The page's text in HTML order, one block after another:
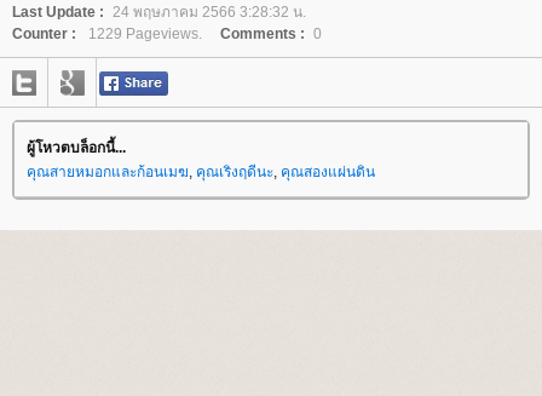
Last Update : 24 พฤษภาคม 2566 3:28:32 น.
Counter :
1229 Pageviews. Comments : 0
ผู้โหวตบล็อกนี้...
คุณสายหมอกและก้อนเมฆ, คุณเริงฤดีนะ, คุณสองแผ่นดิน